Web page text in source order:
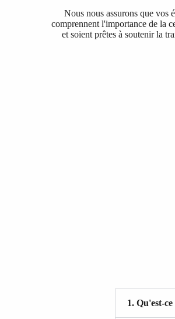
Nous nous assurons que vos
comprennent l'importance de la
et soient prêtes à soutenir la
1. Qu'est-